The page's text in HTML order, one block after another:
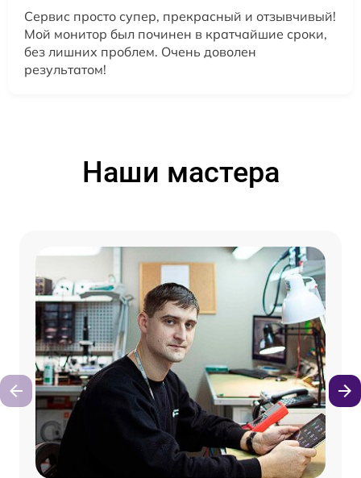
Сервис просто супер, прекрасный и отзывчивый!
Мой монитор был починен в кратчайшие сроки,
без лишних проблем. Очень доволен
результатом!
Наши мастера